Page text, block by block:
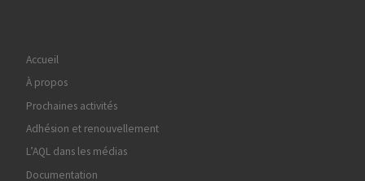
Accueil
À propos
Prochaines activités
Adhésion et renouvellement
L’AQL dans les médias
Documentation